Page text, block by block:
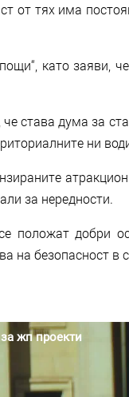
от тях има
като заяви,
става дума за
ни
за нередности.
добри
на безопасност в